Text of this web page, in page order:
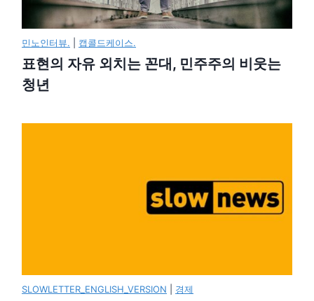
민노인터뷰. 캡콜드케이스.
표현의 자유 외치는 꼰대, 민주주의 비웃는
청년
SLOWLETTER_ENGLISH_VERSION 경제